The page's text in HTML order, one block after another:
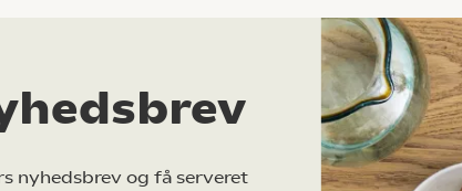
nyhedsbrev og få serveret